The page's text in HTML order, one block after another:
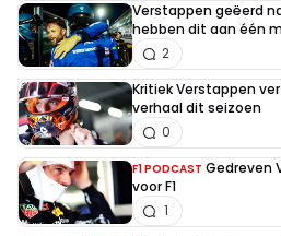
Verstappen geëerd
hebben dit aan één
2
Kritiek Verstappen
verhaal dit seizoen
0
F1 PODCAST Gedreven
voor F1
1